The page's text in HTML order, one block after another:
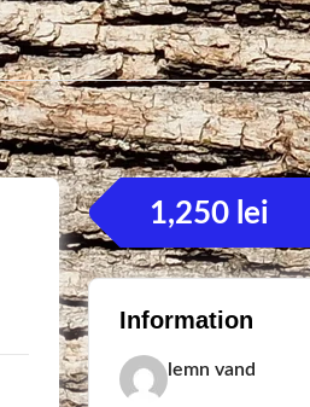
1,250 lei
Information
lemn vand